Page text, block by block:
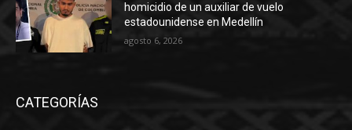
homicidio de un auxiliar de vuelo
estadounidense en Medellín
agosto 6, 2026
CATEGORÍAS